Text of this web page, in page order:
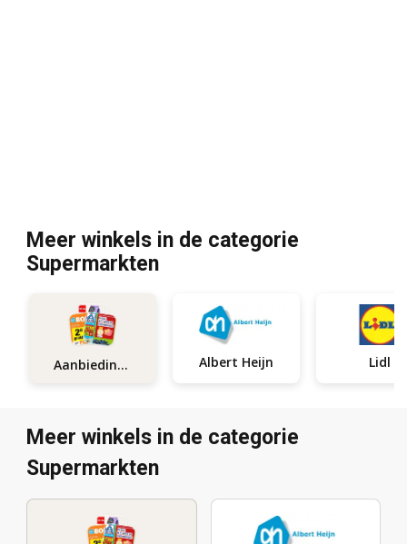
Meer winkels in de categorie
Supermarkten
Aanbiedingen Albert Heijn Lidl
Meer winkels in de categorie
Supermarkten